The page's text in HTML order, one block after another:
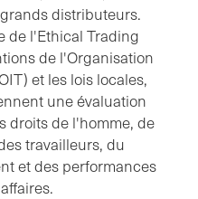
distributeurs.
de l'Ethical Trading
de l'Organisation
et les lois locales,
une évaluation
droits de l'homme, de
travailleurs, du
et des performances